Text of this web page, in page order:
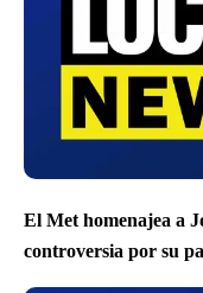
El Met homenajea a
controversia por su